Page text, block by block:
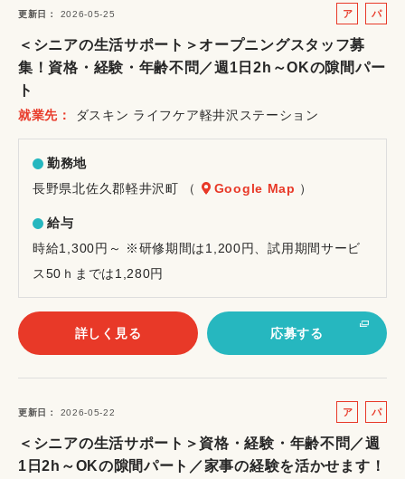
更新日 2026-05-25
ア
バ
イ
パ
＜シニアの生活サポート＞オープニングスタッフ募
集！資格・経験・年齢不問／週1日2h～OKの隙間パー
ト
就業先 ダスキン ライフケア軽井沢ステーション
勤務地
長野県北佐久郡軽井沢町 （
Google Map ）
給与
時給1,300円～ ※研修期間は1,200円、試用期間サービ
ス50ｈまでは1,280円
詳しく見る 応募する
更新日 2026-05-22
ア
バ
イ
パ
ト
＜シニアの生活サポート＞資格・経験・年齢不問／週
1日2h～OKの隙間パート／家事の経験を活かせます！